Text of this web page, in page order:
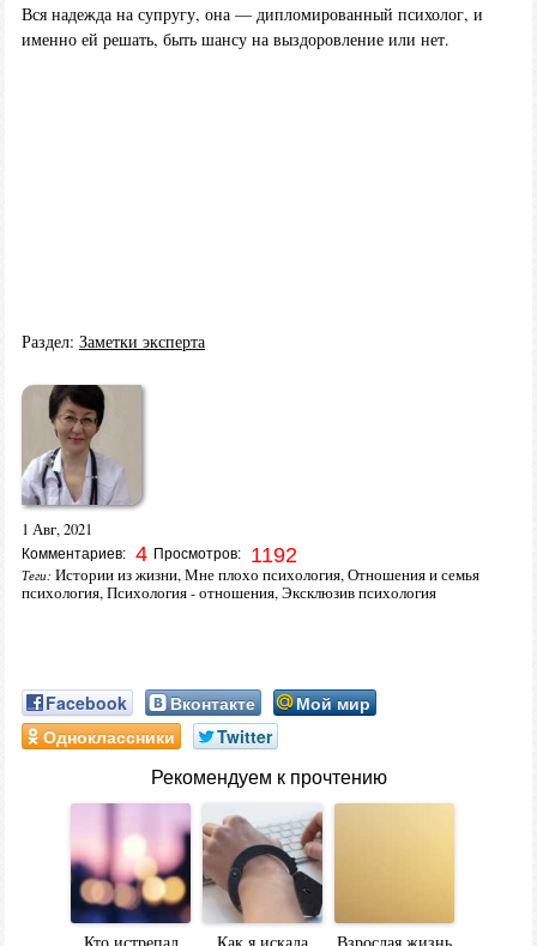
Вся надежда на супругу, она — дипломированный психолог, и
именно ей решать, быть шансу на выздоровление или нет.
Раздел: Заметки эксперта
1 Авг, 2021
Комментариев: 4 Просмотров: 1192
Теги: Истории из жизни,Мне плохо психология,Отношения и семья
психология,Психология - отношения,Эксклюзив психология
Facebook Вконтакте
Мой мир
Одноклассники
Twitter
Рекомендуем к прочтению